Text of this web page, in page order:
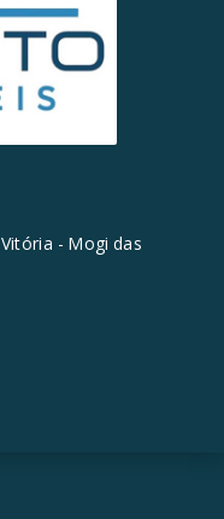
- Mogi das